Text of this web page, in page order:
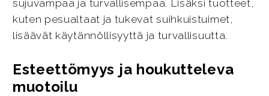
sujuvampaa ja turvallisempaa. Lisäksi tuotteet,
kuten pesualtaat ja tukevat suihkuistuimet,
lisäävät käytännöllisyyttä ja turvallisuutta.
Esteettömyys ja houkutteleva
muotoilu